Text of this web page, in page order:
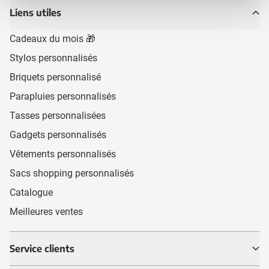
Liens utiles
Cadeaux du mois 🎁
Stylos personnalisés
Briquets personnalisé
Parapluies personnalisés
Tasses personnalisées
Gadgets personnalisés
Vêtements personnalisés
Sacs shopping personnalisés
Catalogue
Meilleures ventes
Service clients